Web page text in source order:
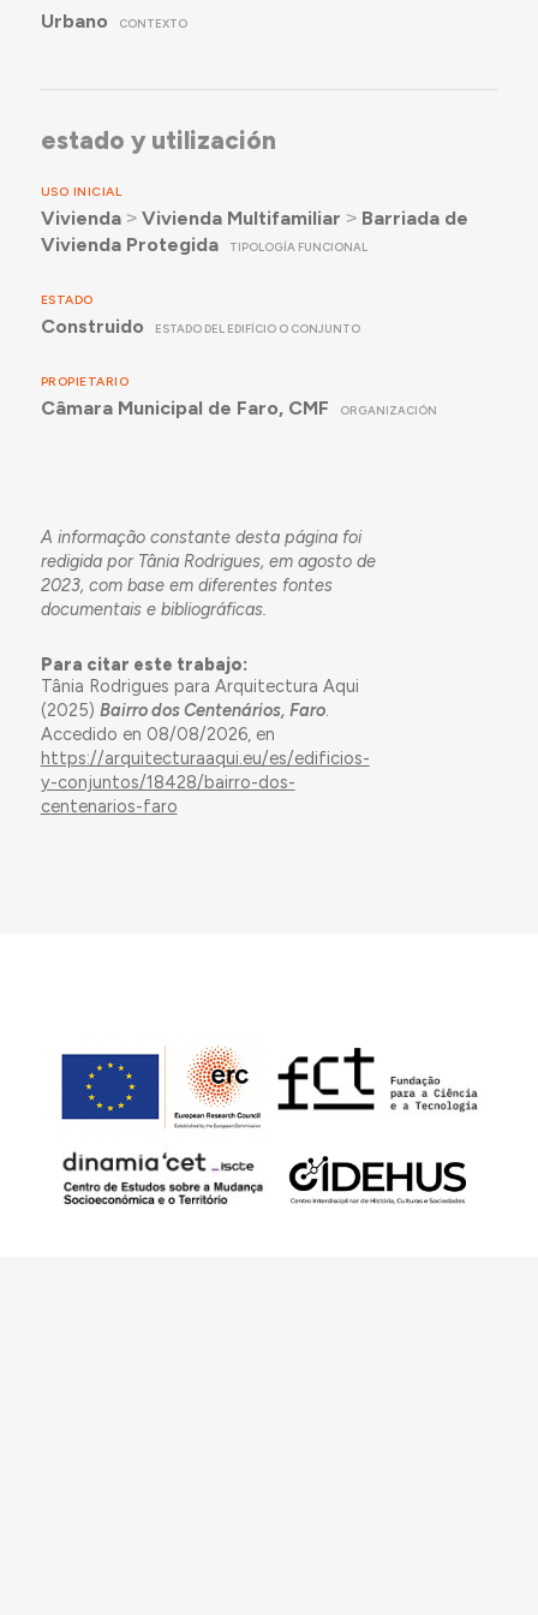
Urbano CONTEXTO
estado y utilización
USO INICIAL
Vivienda˃ Vivienda Multifamiliar ˃ Barriada de
Vivienda Protegida
TIPOLOGÍA FUNCIONAL
ESTADO
Construido ESTADO DEL EDIFÍCIO O CONJUNTO
PROPIETARIO
Câmara Municipal de Faro, CMF ORGANIZACIÓN
A informação constante desta página foi
redigida por Tânia Rodrigues, em agosto de
2023, com base em diferentes fontes
documentais e bibliográficas.
Para citar este trabajo:
Tânia Rodrigues para Arquitectura Aqui
(2025) Bairro dos Centenários, Faro.
Accedido en 08/08/2026, en
https://arquitecturaaqui.eu/es/edificios-
y-conjuntos/18428/bairro-dos-
centenarios-faro